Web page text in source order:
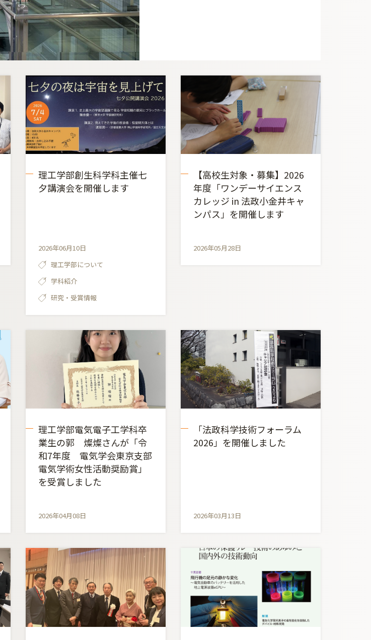
理工学部創生科学科主催七
夕講演会を開催します
2026年06月10日
理工学部について
学科紹介
研究・受賞情報
【高校生対象・募集】2026
年度「ワンデーサイエンス
カレッジ in 法政小金井キャ
ンパス」を開催します
2026年05月28日
理工学部電気電子工学科卒
業生の郭 燦燦さんが「令
和7年度 電気学会東京支部
電気学術女性活動奨励賞」
を受賞しました
2026年04月08日
「法政科学技術フォーラム
2026」を開催しました
2026年03月13日